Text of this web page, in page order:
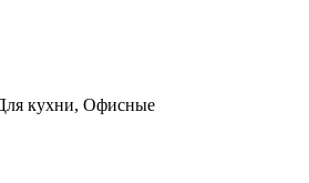
кухни, Офисные